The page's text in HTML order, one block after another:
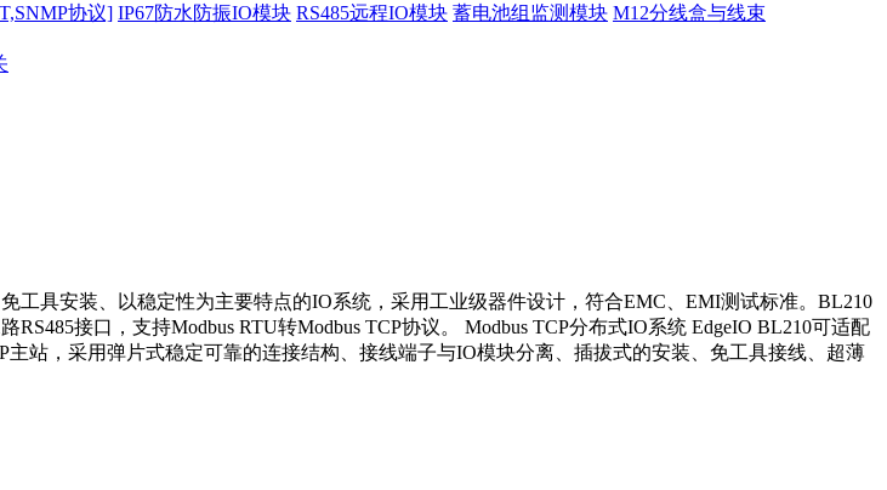
协议] IP67防水防振IO模块 RS485远程IO模块 蓄电池组监测模块 M12分线盒与线束
工具安装、以稳定性为主要特点的IO系统，采用工业级器件设计，符合EMC、EMI测试标准。BL210
接口，支持Modbus RTU转Modbus TCP协议。 Modbus TCP分布式IO系统 EdgeIO BL210可适配
主站，采用弹片式稳定可靠的连接结构、接线端子与IO模块分离、插拔式的安装、免工具接线、超薄